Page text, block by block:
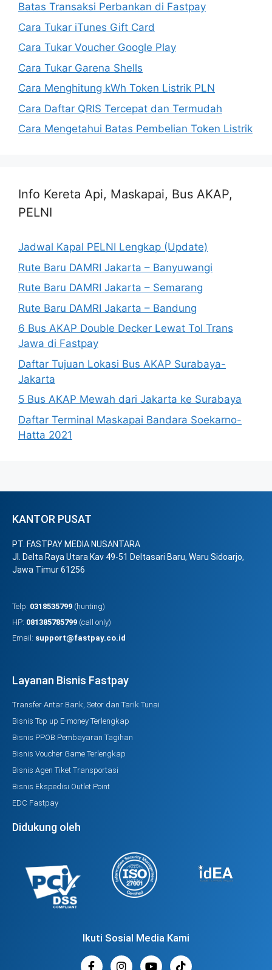
Batas Transaksi Perbankan di Fastpay
Cara Tukar iTunes Gift Card
Cara Tukar Voucher Google Play
Cara Tukar Garena Shells
Cara Menghitung kWh Token Listrik PLN
Cara Daftar QRIS Tercepat dan Termudah
Cara Mengetahui Batas Pembelian Token Listrik
Info Kereta Api, Maskapai, Bus AKAP,
PELNI
Jadwal Kapal PELNI Lengkap (Update)
Rute Baru DAMRI Jakarta – Banyuwangi
Rute Baru DAMRI Jakarta – Semarang
Rute Baru DAMRI Jakarta – Bandung
6 Bus AKAP Double Decker Lewat Tol Trans
Jawa di Fastpay
Daftar Tujuan Lokasi Bus AKAP Surabaya-
Jakarta
5 Bus AKAP Mewah dari Jakarta ke Surabaya
Daftar Terminal Maskapai Bandara Soekarno-
Hatta 2021
KANTOR PUSAT
PT. FASTPAY MEDIA NUSANTARA
Jl. Delta Raya Utara Kav 49-51 Deltasari Baru, Waru Sidoarjo,
Jawa Timur 61256
Telp: 0318535799 (hunting)
HP: 081385785799 (call only)
Email: support@fastpay.co.id
Layanan Bisnis Fastpay
Transfer Antar Bank, Setor dan Tarik Tunai
Bisnis Top up E-money Terlengkap
Bisnis PPOB Pembayaran Tagihan
Bisnis Voucher Game Terlengkap
Bisnis Agen Tiket Transportasi
Bisnis Ekspedisi Outlet Point
EDC Fastpay
Didukung oleh
Ikuti Sosial Media Kami